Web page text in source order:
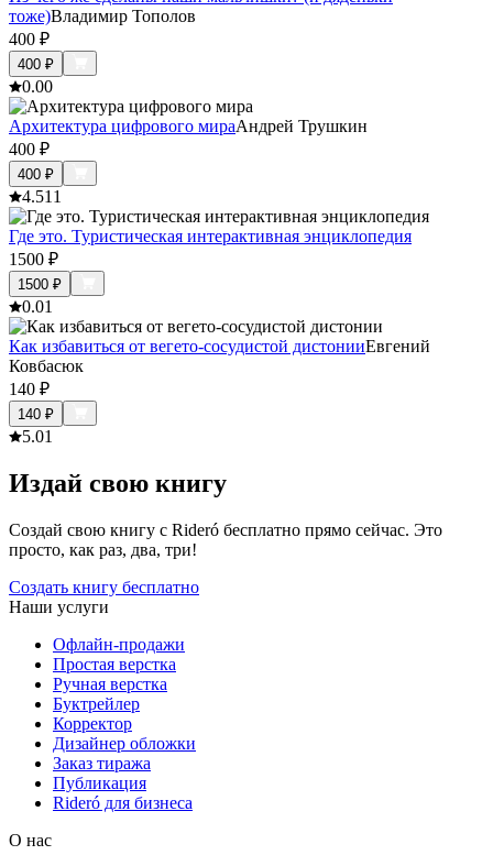
тоже)Владимир Тополов
400 ₽
400 ₽
0.00
Архитектура цифрового мираАндрей Трушкин
400 ₽
400 ₽
4.511
Где это. Туристическая интерактивная энциклопедия
1500 ₽
1500 ₽
0.01
Как избавиться от вегето-сосудистой дистонииЕвгений
Ковбасюк
140 ₽
140 ₽
5.01
Издай свою книгу
Создай свою книгу с Rideró бесплатно прямо сейчас. Это
просто, как раз, два, три!
Создать книгу бесплатно
Наши услуги
Офлайн-продажи
Простая верстка
Ручная верстка
Буктрейлер
Корректор
Дизайнер обложки
Заказ тиража
Публикация
Rideró для бизнеса
О нас